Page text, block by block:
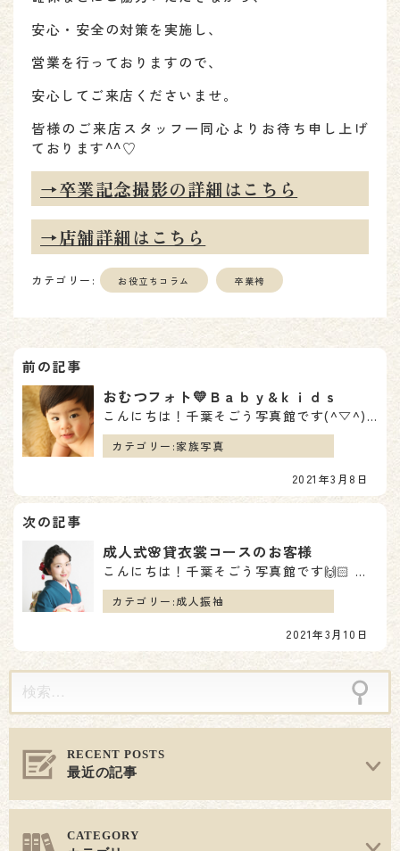
安心・安全の対策を実施し、
営業を行っておりますので、
安心してご来店くださいませ。
皆様のご来店スタッフ一同心よりお待ち申し上げ
ております^^♡
→卒業記念撮影の詳細はこちら
→店舗詳細はこちら
カテゴリー: お役立ちコラム 卒業袴
投
稿
ナ
ビ
ゲ
ー
ョ
ン
おむつフォト💛Ｂａｂｙ&ｋｉｄｓ
こんにちは！千葉そごう写真館です(^▽^)/ 本日はＢａｂｙ＆ｋｉｄｓの撮影に来られた男の子のご紹介…
カテゴリー:家族写真
2021年3月8日
成人式🌸貸衣裳コースのお客様
こんにちは！千葉そごう写真館です🙌🏻 本日は【成人式貸衣裳コース】でご来店頂いたお客様のご紹介です♪…
カテゴリー:成人振袖
2021年3月10日
最近の記事